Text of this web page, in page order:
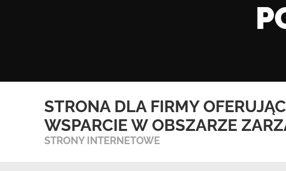
STRONA DLA FIRMY
WSPARCIE W OBSZARZE
STRONY INTERNETOWE